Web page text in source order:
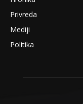
Privreda
Mediji
Politika